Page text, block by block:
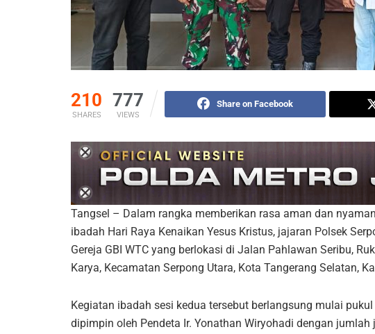
210
SHARES
777
VIEWS
Share on Facebook
Tangsel – Dalam rangka memberikan rasa aman dan
ibadah Hari Raya Kenaikan Yesus Kristus, jajaran Polsek
Gereja GBI WTC yang berlokasi di Jalan Pahlawan Seribu,
Karya, Kecamatan Serpong Utara, Kota Tangerang Selatan,
Kegiatan ibadah sesi kedua tersebut berlangsung mulai
dipimpin oleh Pendeta Ir. Yonathan Wiryohadi dengan